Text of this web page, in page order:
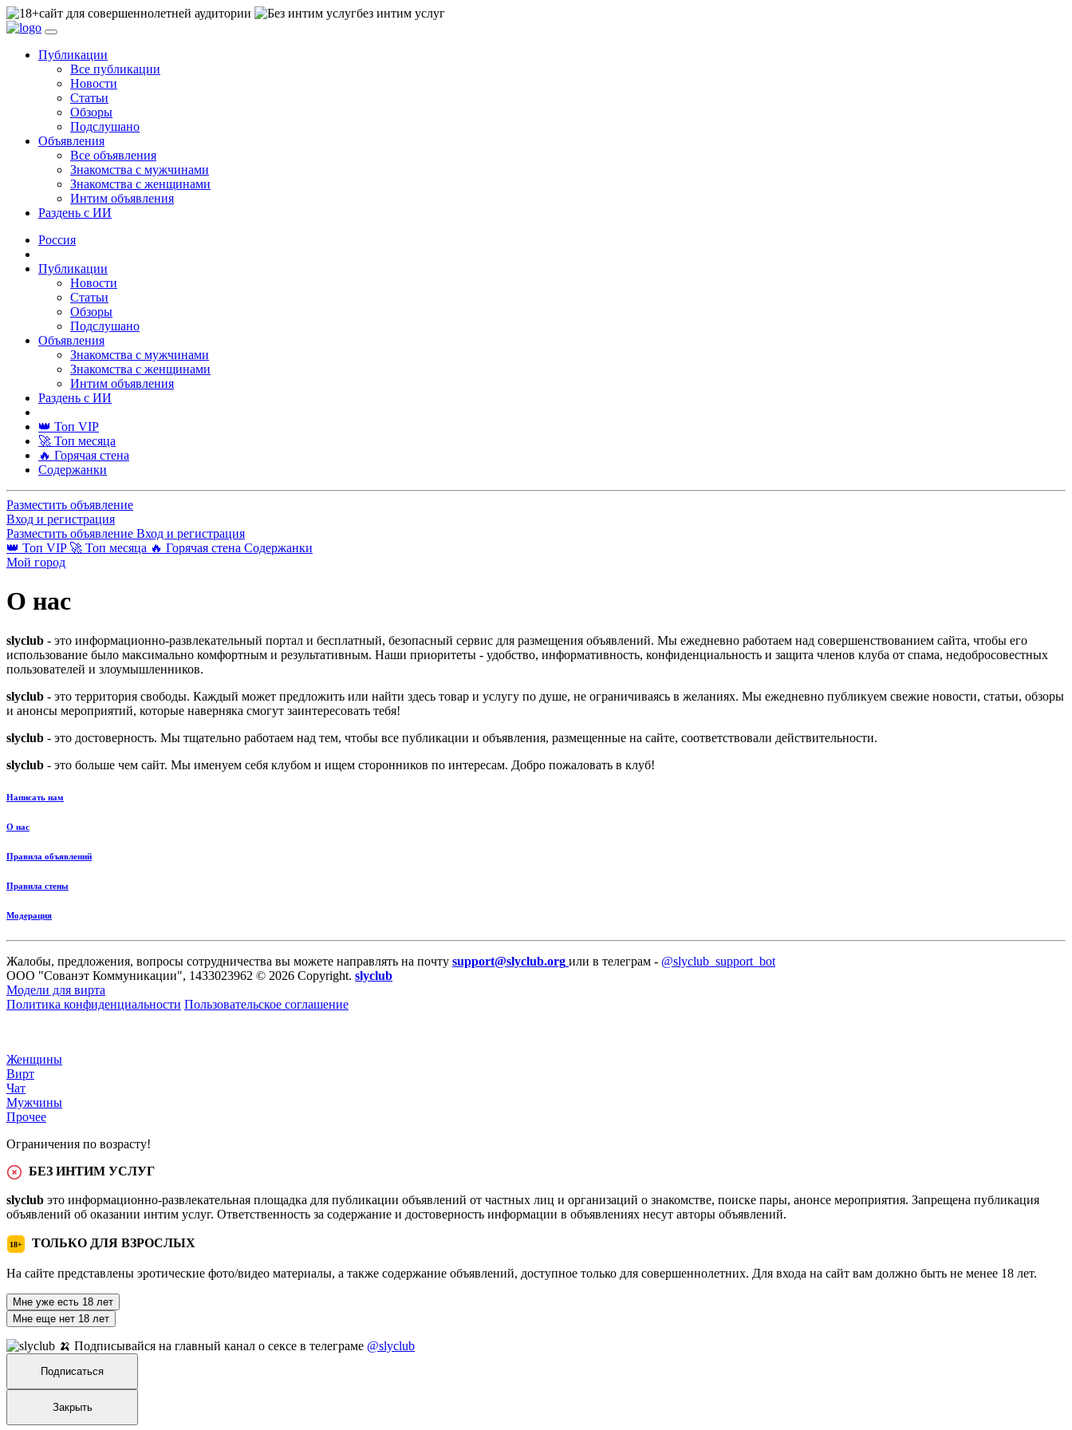
сайт для совершеннолетней аудитории без интим услуг
Публикации
Все публикации
Новости
Статьи
Обзоры
Подслушано
Объявления
Все объявления
Знакомства с мужчинами
Знакомства с женщинами
Интим объявления
Раздень с ИИ
Россия
Публикации
Новости
Статьи
Обзоры
Подслушано
Объявления
Знакомства с мужчинами
Знакомства с женщинами
Интим объявления
Раздень с ИИ
👑 Топ VIP
🚀 Топ месяца
🔥 Горячая стена
Содержанки
Разместить объявление
Вход и регистрация
Разместить объявление Вход и регистрация
👑 Топ VIP 🚀 Топ месяца 🔥 Горячая стена Содержанки
Мой город
О нас
slyclub - это информационно-развлекательный портал и бесплатный, безопасный сервис для размещения объявлений. Мы ежедневно работаем над совершенствованием сайта, чтобы его
использование было максимально комфортным и результативным. Наши приоритеты - удобство, информативность, конфиденциальность и защита членов клуба от спама, недобросовестных
пользователей и злоумышленников.
slyclub - это территория свободы. Каждый может предложить или найти здесь товар и услугу по душе, не ограничиваясь в желаниях. Мы ежедневно публикуем свежие новости, статьи, обзоры
и анонсы мероприятий, которые наверняка смогут заинтересовать тебя!
slyclub - это достоверность. Мы тщательно работаем над тем, чтобы все публикации и объявления, размещенные на сайте, соответствовали действительности.
slyclub - это больше чем сайт. Мы именуем себя клубом и ищем сторонников по интересам. Добро пожаловать в клуб!
Написать нам
О нас
Правила объявлений
Правила стены
Модерация
Жалобы, предложения, вопросы сотрудничества вы можете направлять на почту support@slyclub.org или в телеграм - @slyclub_support_bot
ООО "Сованэт Коммуникации", 1433023962 © 2026 Copyright. slyclub
Модели для вирта
Политика конфиденциальности Пользовательское соглашение
Женщины
Вирт
Чат
Мужчины
Прочее
Ограничения по возрасту!
БЕЗ ИНТИМ УСЛУГ
slyclub это информационно-развлекательная площадка для публикации объявлений от частных лиц и организаций о знакомстве, поиске пары, анонсе мероприятия. Запрещена публикация
объявлений об оказании интим услуг. Ответственность за содержание и достоверность информации в объявлениях несут авторы объявлений.
18+ ТОЛЬКО ДЛЯ ВЗРОСЛЫХ
На сайте представлены эротические фото/видео материалы, а также содержание объявлений, доступное только для совершеннолетних. Для входа на сайт вам должно быть не менее 18 лет.
Мне уже есть 18 лет
Мне еще нет 18 лет
🍌 Подписывайся на главный канал о сексе в телеграме @slyclub
Подписаться
Закрыть